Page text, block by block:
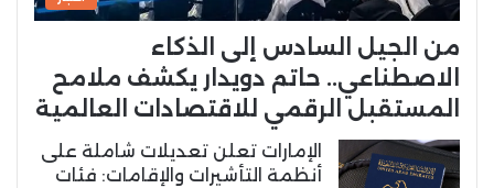
من الجيل السادس إلى الذكاء
الاصطناعي.. حاتم دويدار يكشف ملامح
المستقبل الرقمي للاقتصادات العالمية
الإمارات تعلن تعديلات شاملة على
أنظمة التأشيرات والإقامات: فئات